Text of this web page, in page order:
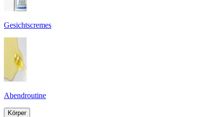
Gesichtscremes
Abendroutine
Körper